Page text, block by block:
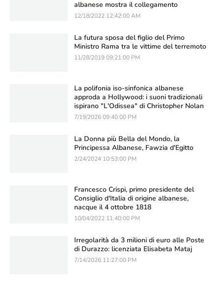
albanese mostra il collegamento
12/18/2022 12:42:00 AM
La futura sposa del figlio del Primo
Ministro Rama tra le vittime del terremoto
11/28/2019 09:21:00 PM
La polifonia iso-sinfonica albanese
approda a Hollywood: i suoni tradizionali
ispirano "L'Odissea" di Christopher Nolan
7/19/2026 09:40:00 PM
La Donna più Bella del Mondo, la
Principessa Albanese, Fawzia d'Egitto
2/24/2024 10:53:00 PM
Francesco Crispi, primo presidente del
Consiglio d'Italia di origine albanese,
nacque il 4 ottobre 1818
10/04/2022 11:40:00 PM
Irregolarità da 3 milioni di euro alle Poste
di Durazzo: licenziata Elisabeta Mataj
7/14/2026 11:27:00 PM